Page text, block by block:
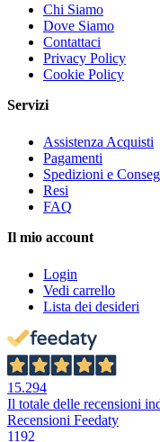
Chi Siamo
Dove Siamo
Contattaci
Privacy Policy
Cookie Policy
Servizi
Assistenza Acquisti
Pagamenti
Spedizioni e
Resi
FAQ
Il mio account
Login
Vedi carrello
Lista dei desideri
15.294
Il totale delle recensioni
Recensioni Feedaty
1192